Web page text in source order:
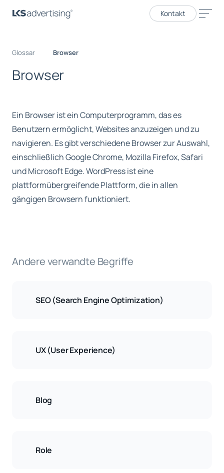
Kontakt
Glossar Browser
Browser
Ein Browser ist ein Computerprogramm, das es
Benutzern ermöglicht, Websites anzuzeigen und zu
navigieren. Es gibt verschiedene Browser zur Auswahl,
einschließlich Google Chrome, Mozilla Firefox, Safari
und Microsoft Edge. WordPress ist eine
plattformübergreifende Plattform, die in allen
gängigen Browsern funktioniert.
Andere verwandte Begriffe
SEO (Search Engine Optimization)
UX (User Experience)
Blog
Role